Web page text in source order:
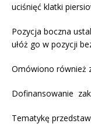
uciśnięć klatki
Pozycja boczna
ułóż go w pozycji
Omówiono również
Dofinansowanie
Tematykę